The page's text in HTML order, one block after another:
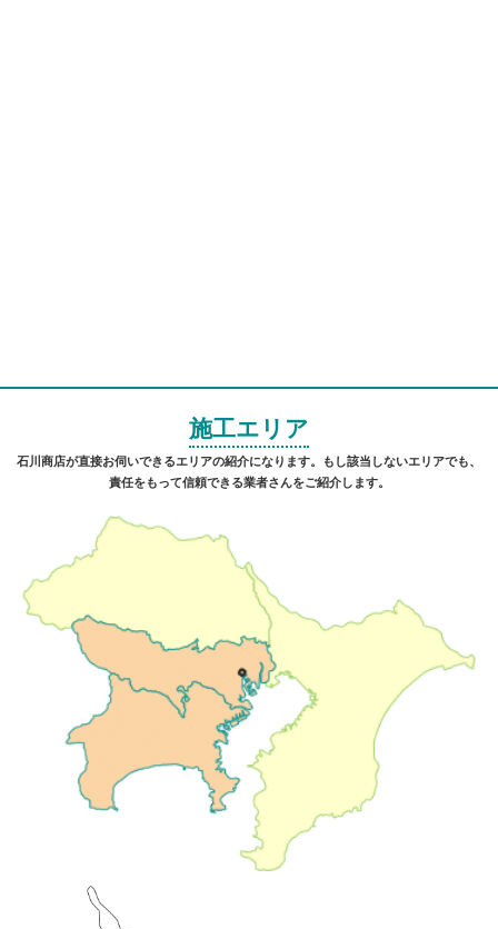
施工エリア
石川商店が直接お伺いできるエリアの紹介になります。もし該当しないエリアでも、
責任をもって信頼できる業者さんをご紹介します。